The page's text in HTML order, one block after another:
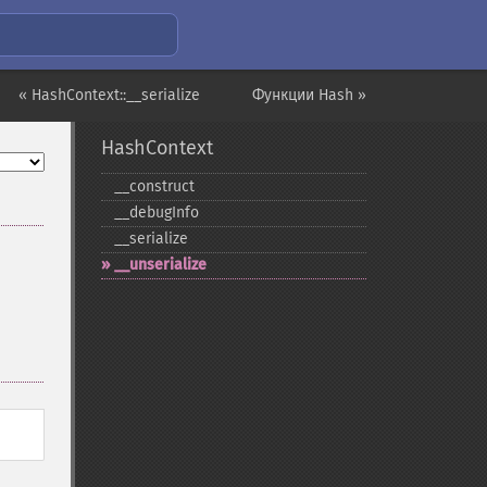
Функции Hash »
« HashContext::__serialize
HashContext
_​_​construct
_​_​debugInfo
_​_​serialize
_​_​unserialize